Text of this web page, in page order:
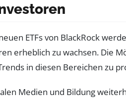
ETFs von BlackRock
erheblich zu wachsen. Die
in diesen Bereichen zu
Medien und Bildung